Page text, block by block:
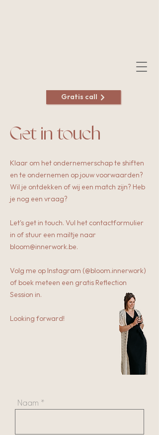
Gratis call
Get in touch
Klaar om het ondernemerschap te shiften
en te ondernemen op jouw voorwaarden?
Wil je ontdekken of wij een match zijn? Heb
je nog een vraag?
Let's get in touch. Vul het contactformulier
in of stuur een mailtje naar
bloom@innerwork.be.
Volg me op Instagram (@bloom.innerwork)
of boek meteen een gratis Reflection
Session in.
Looking forward!
Naam